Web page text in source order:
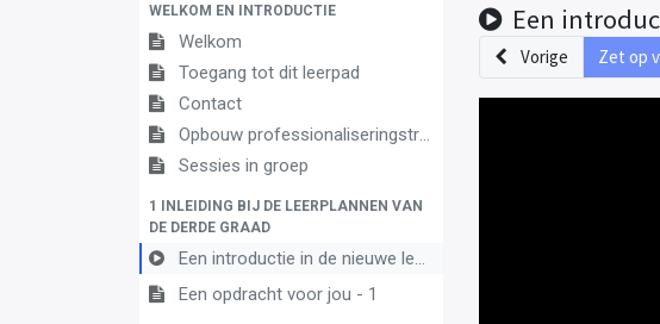
WELKOM EN INTRODUCTIE
Welkom
Toegang tot dit leerpad
Contact
Opbouw professionaliseringstraject
Sessies in groep
1 INLEIDING BIJ DE LEERPLANNEN VAN
DE DERDE GRAAD
Een introductie in de nieuwe leerplannen van de derde graad
Een opdracht voor jou - 1
Een
Vorige Zet op